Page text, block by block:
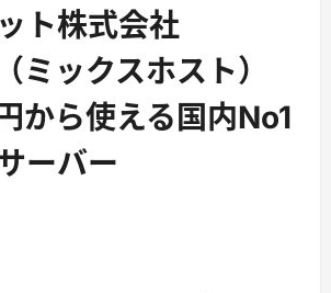
ト株式会社
ックスホスト）
から使える国内No1
ーバー